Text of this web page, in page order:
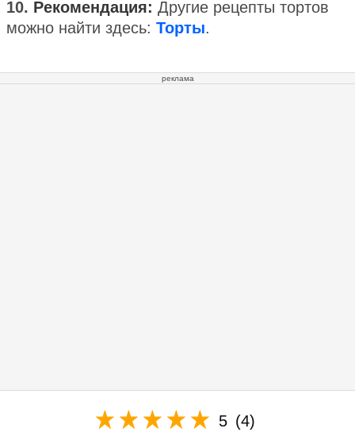
10. Рекомендация: Другие рецепты тортов
можно найти здесь: Торты.
реклама
5 (4)